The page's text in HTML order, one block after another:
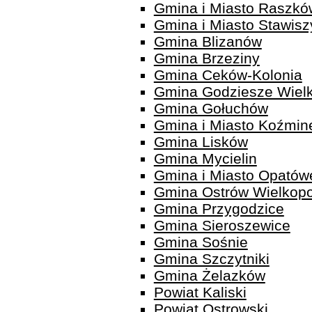
Gmina i Miasto
Gmina i Miasto
Gmina Blizanów
Gmina Brzeziny
Gmina Ceków-Kolonia
Gmina Godziesze
Gmina Gołuchów
Gmina i Miasto
Gmina Lisków
Gmina Mycielin
Gmina i Miasto
Gmina Ostrów
Gmina Przygodzice
Gmina Sieroszewice
Gmina Sośnie
Gmina Szczytniki
Gmina Żelazków
Powiat Kaliski
Powiat Ostrowski